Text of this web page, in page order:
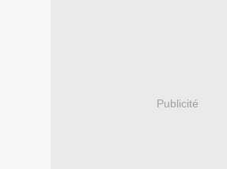
Publicité